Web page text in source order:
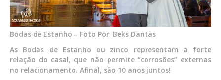
Bodas de Estanho – Foto Por: Beks Dantas
As Bodas de Estanho ou zinco representam a forte
relação do casal, que não permite “corrosões” externas
no relacionamento. Afinal, são 10 anos juntos!